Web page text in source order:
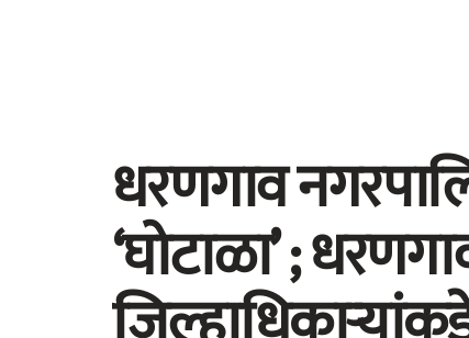
धरणगाव
‘घोटाळा’ ;